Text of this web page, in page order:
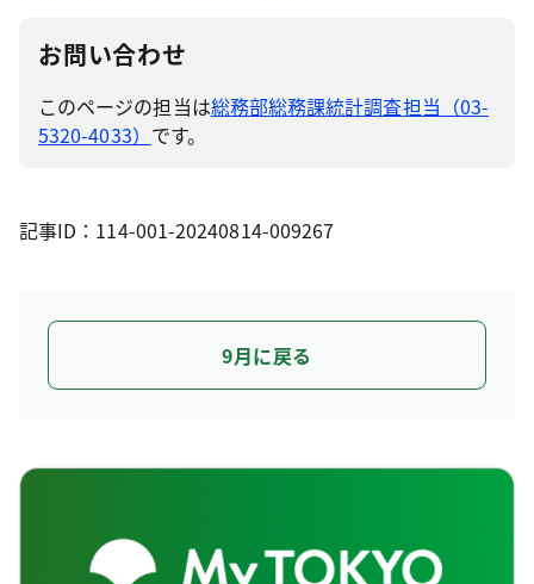
お問い合わせ
このページの担当は総務部総務課統計調査担当（03-
5320-4033） です。
記事ID：114-001-20240814-009267
9月に戻る